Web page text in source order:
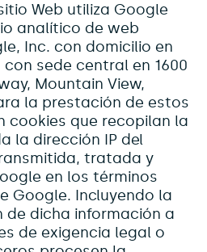
Web utiliza Google
analítico de web
Inc. con domicilio en
sede central en 1600
Mountain View,
la prestación de estos
cookies que recopilan la
la dirección IP del
tratada y
en los términos
Google. Incluyendo la
de dicha información a
de exigencia legal o